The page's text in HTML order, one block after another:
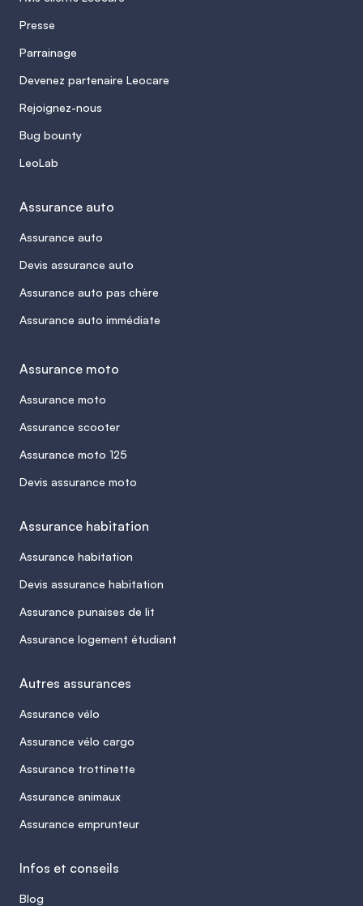
Presse
Parrainage
Devenez partenaire Leocare
Rejoignez-nous
Bug bounty
LeoLab
Assurance auto
Assurance auto
Devis assurance auto
Assurance auto pas chère
Assurance auto immédiate
Assurance moto
Assurance moto
Assurance scooter
Assurance moto 125
Devis assurance moto
Assurance habitation
Assurance habitation
Devis assurance habitation
Assurance punaises de lit
Assurance logement étudiant
Autres assurances
Assurance vélo
Assurance vélo cargo
Assurance trottinette
Assurance animaux
Assurance emprunteur
Infos et conseils
Blog